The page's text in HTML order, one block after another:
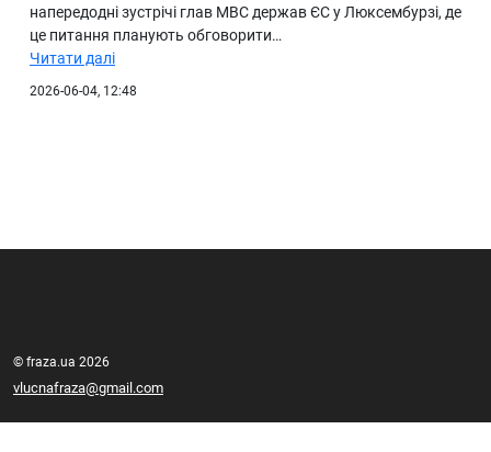
напередодні зустрічі глав МВС держав ЄС у Люксембурзі, де
це питання планують обговорити…
Читати далі
2026-06-04, 12:48
© fraza.ua 2026
vlucnafraza@gmail.com